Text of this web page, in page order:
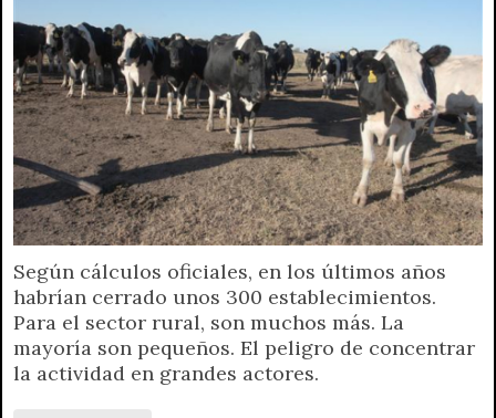
Según cálculos oficiales, en los últimos años
habrían cerrado unos 300 establecimientos.
Para el sector rural, son muchos más. La
mayoría son pequeños. El peligro de concentrar
la actividad en grandes actores.